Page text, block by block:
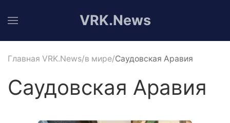
VRK.News
Главная VRK.News в мире Саудовская Аравия
Саудовская Аравия